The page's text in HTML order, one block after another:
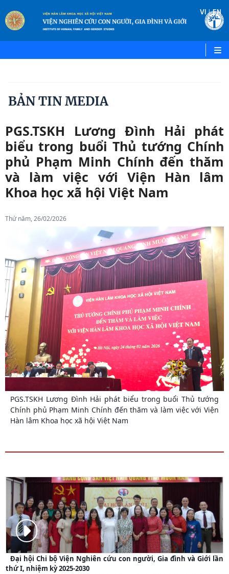
VI |EN
BẢN TIN MEDIA
PGS.TSKH Lương Đình Hải phát
biểu trong buổi Thủ tướng Chính
phủ Phạm Minh Chính đến thăm
và làm việc với Viện Hàn lâm
Khoa học xã hội Việt Nam
Thứ năm, 26/02/2026
PGS.TSKH Lương Đình Hải phát biểu trong buổi Thủ tướng
Chính phủ Phạm Minh Chính đến thăm và làm việc với Viện
Hàn lâm Khoa học xã hội Việt Nam
PHOTO
Đại hội Chi bộ Viện Nghiên cứu con người, Gia đình và Giới lần
thứ I, nhiệm kỳ 2025-2030